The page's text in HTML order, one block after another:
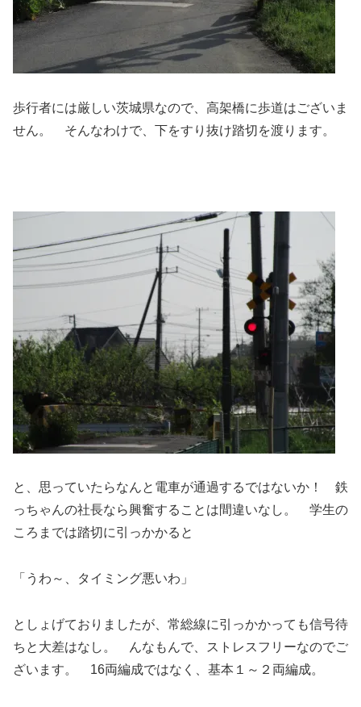
歩行者には厳しい茨城県なので、高架橋に歩道はございま
せん。 そんなわけで、下をすり抜け踏切を渡ります。
と、思っていたらなんと電車が通過するではないか！ 鉄
っちゃんの社長なら興奮することは間違いなし。 学生の
ころまでは踏切に引っかかると
「うわ～、タイミング悪いわ」
としょげておりましたが、常総線に引っかかっても信号待
ちと大差はなし。 んなもんで、ストレスフリーなのでご
ざいます。 16両編成ではなく、基本１～２両編成。